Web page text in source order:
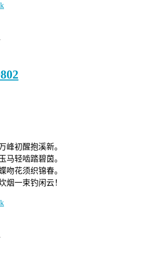
峰初醒抱溪新。​​
马轻啮踏碧茵。​​
吻花须织锦春。​​
烟一束钓闲云！